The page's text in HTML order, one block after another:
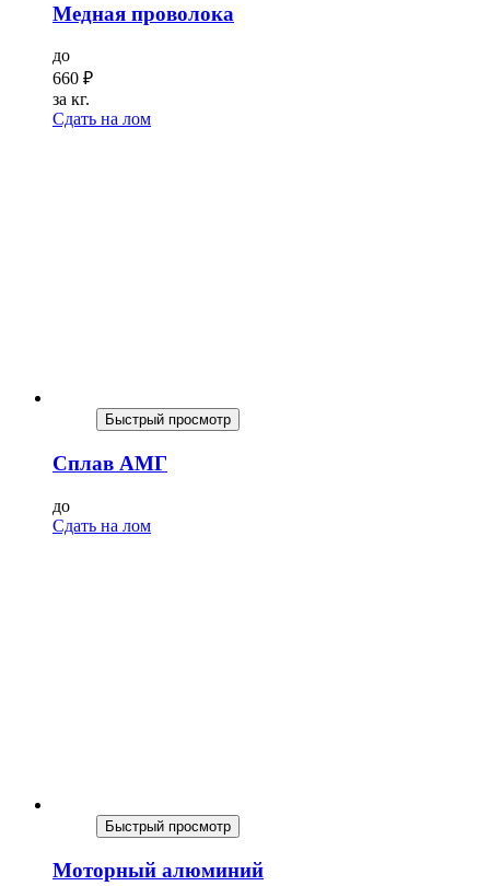
Медная проволока
до
660 ₽
за кг.
Сдать на лом
Быстрый просмотр
Сплав АМГ
до
Сдать на лом
Быстрый просмотр
Моторный алюминий